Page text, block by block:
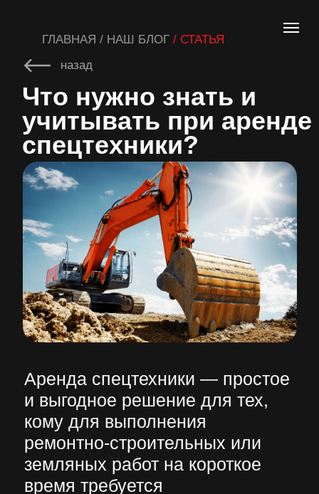
назад
Что нужно знать и
учитывать при аренде
спецтехники?
Аренда спецтехники — простое
и выгодное решение для тех,
кому для выполнения
ремонтно-строительных или
земляных работ на короткое
время требуется
Но организационный процесс
проката и выбор нужной
машины нередко
сопровождается рядом
трудностей и рисков. Поэтому к
вопросам аренды подходить
следует внимательно и
ответственно.